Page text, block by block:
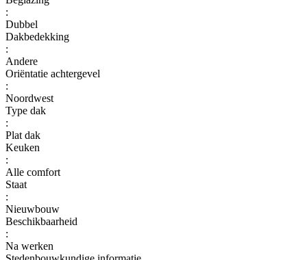
:
Dubbel
Dakbedekking
:
Andere
Oriëntatie achtergevel
:
Noordwest
Type dak
:
Plat dak
Keuken
:
Alle comfort
Staat
:
Nieuwbouw
Beschikbaarheid
:
Na werken